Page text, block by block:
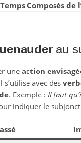
Temps Composés de
au
une action
s’utilise avec des
. Exemple : Il faut
indiquer le